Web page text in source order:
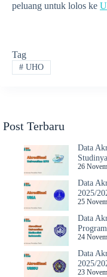
peluang untuk lolos ke
Tag
#UHO
Post Terbaru
Data
26
Data
2025/
25
Data
24
Data
2025/
23